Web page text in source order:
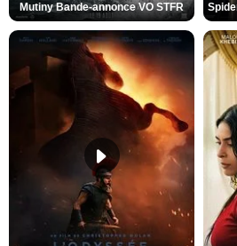
Mutiny Bande-annonce VO STFR